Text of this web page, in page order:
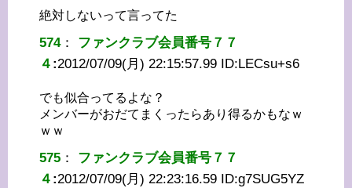
絶対しないって言ってた
574： ファンクラブ会員番号７７
４ :2012/07/09(月) 22:15:57.99 ID:LECsu+s6
でも似合ってるよな？
メンバーがおだてまくったらあり得るかもなｗ
ｗｗ
575 ： ファンクラブ会員番号７７
４ :2012/07/09(月) 22:23:16.59 ID:g7SUG5YZ